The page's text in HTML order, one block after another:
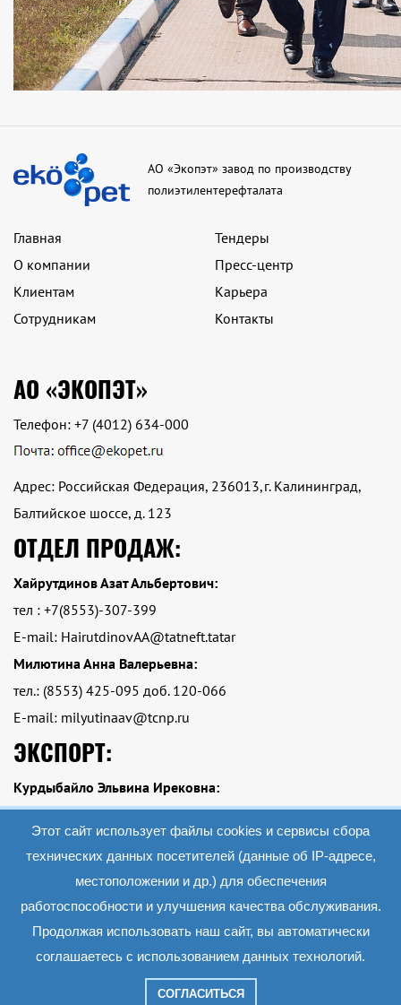
АО «Экопэт» завод по производству
полиэтилентерефталата
Главная
О компании
Клиентам
Сотрудникам
Тендеры
Пресс-центр
Карьера
Контакты
АО «ЭКОПЭТ»
Телефон: +7 (4012) 634-000
Адрес: Российская Федерация, 236013,г. Калининград,
Балтийское шоссе, д. 123
ОТДЕЛ ПРОДАЖ:
Хайрутдинов Азат Альбертович:
тел : +7(8553)-307-399
E-mail: HairutdinovAA@tatneft.tatar
Милютина Анна Валерьевна:
тел.: (8553) 425-095 доб. 120-066
E-mail: milyutinaav@tcnp.ru
ЭКСПОРТ:
Курдыбайло Эльвина Ирековна:
тел.: Тел.: +7 (8553)-425-095 доб. 120-084
E-mail: kurdybailoei@tcnp.ru
2019 АО «Экопэт»
числе дизайн). Запрещается копирование, распространение (в том числе путем
использование информации и объектов без предварительного согласия
Этот сайт использует файлы cookies и сервисы сбора
технических данных посетителей (данные об IP-адресе,
местоположении и др.) для обеспечения
работоспособности и улучшения качества обслуживания.
Продолжая использовать наш сайт, вы автоматически
соглашаетесь с использованием данных технологий.
СОГЛАСИТЬСЯ